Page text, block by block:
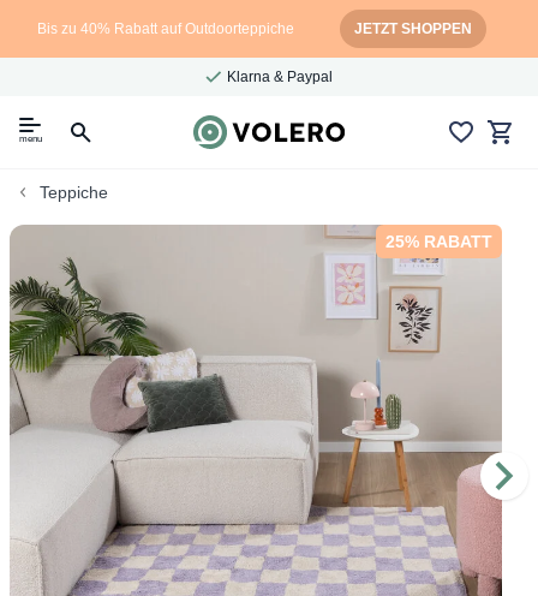
Bis zu 40% Rabatt auf Outdoorteppiche JETZT SHOPPEN
Klarna & Paypal
menu
Teppiche
25% RABATT